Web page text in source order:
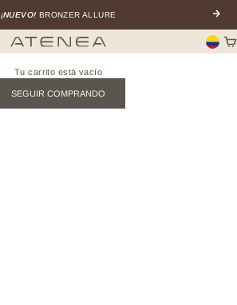
¡NUEVO! BRONZER ALLURE
Atenea profesional
Tu carrito está vacío
SEGUIR COMPRANDO